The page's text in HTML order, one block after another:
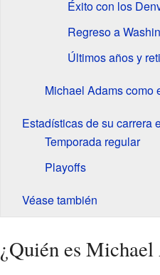
Éxito con los
Regreso a
Últimos años y
Michael Adams como
Estadísticas de su carrera
Temporada regular
Playoffs
Véase también
¿Quién es Michael